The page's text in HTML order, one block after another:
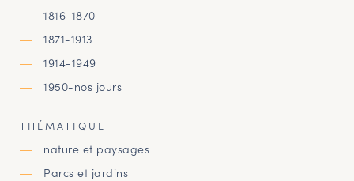
1816-1870
1871-1913
1914-1949
1950-nos jours
THÉMATIQUE
nature et paysages
Parcs et jardins